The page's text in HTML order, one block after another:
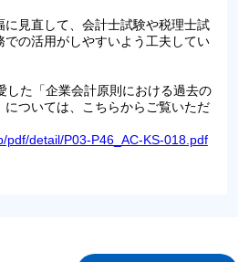
に見直して、会計士試験や税理士試
での活用がしやすいよう工夫してい
した「企業会計原則における過去の
については、こちらからご覧いただ
pdf/detail/P03-P46_AC-KS-018.pdf